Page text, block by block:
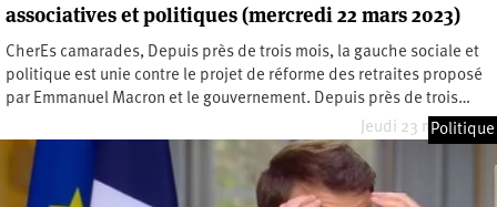
associatives et politiques (mercredi 22 mars 2023)
CherEs camarades, Depuis près de trois mois, la gauche sociale et
politique est unie contre le projet de réforme des retraites proposé
par Emmanuel Macron et le gouvernement. Depuis près de trois…
Jeudi 23 mars 2023
Politique